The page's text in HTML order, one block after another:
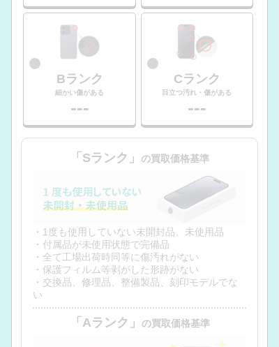
Bランク
細かい傷がある
---
Cランク
目立つ汚れ・傷がある
---
「Sランク」 の買取価格基準
・1度も使用していない未開封品、未使用品
・付属品が未使用状態で完備品
・全て工場出荷時同等に傷汚れがない
・保護フィルム等剥がした形跡がない
・交換品、修理品、整備製品、刻印モデルでな
い
「Aランク」 の買取価格基準